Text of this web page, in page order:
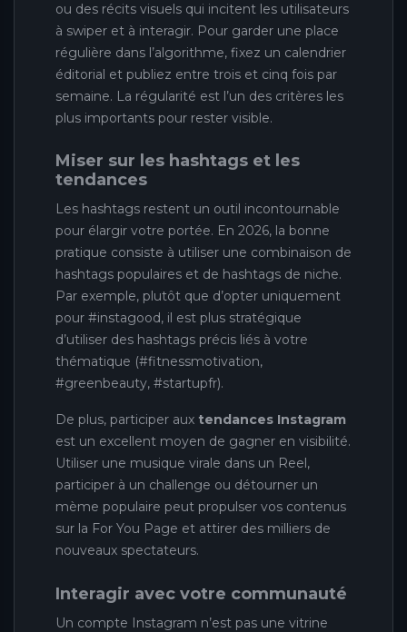
ou des récits visuels qui incitent les utilisateurs
à swiper et à interagir. Pour garder une place
régulière dans l’algorithme, fixez un calendrier
éditorial et publiez entre trois et cinq fois par
semaine. La régularité est l’un des critères les
plus importants pour rester visible.
Miser sur les hashtags et les
tendances
Les hashtags restent un outil incontournable
pour élargir votre portée. En 2026, la bonne
pratique consiste à utiliser une combinaison de
hashtags populaires et de hashtags de niche.
Par exemple, plutôt que d’opter uniquement
pour #instagood, il est plus stratégique
d’utiliser des hashtags précis liés à votre
thématique (#fitnessmotivation,
#greenbeauty, #startupfr).
De plus, participer aux tendances Instagram
est un excellent moyen de gagner en visibilité.
Utiliser une musique virale dans un Reel,
participer à un challenge ou détourner un
mème populaire peut propulser vos contenus
sur la For You Page et attirer des milliers de
nouveaux spectateurs.
Interagir avec votre communauté
Un compte Instagram n’est pas une vitrine